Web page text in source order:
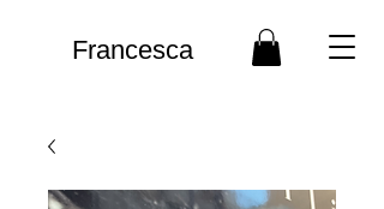
Francesca